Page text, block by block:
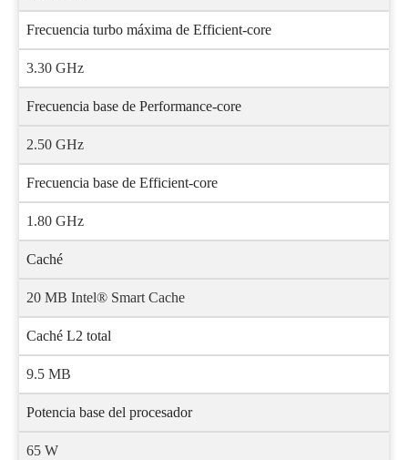
Frecuencia turbo máxima de Efficient-core
3.30 GHz
Frecuencia base de Performance-core
2.50 GHz
Frecuencia base de Efficient-core
1.80 GHz
Caché
20 MB Intel® Smart Cache
Caché L2 total
9.5 MB
Potencia base del procesador
65 W